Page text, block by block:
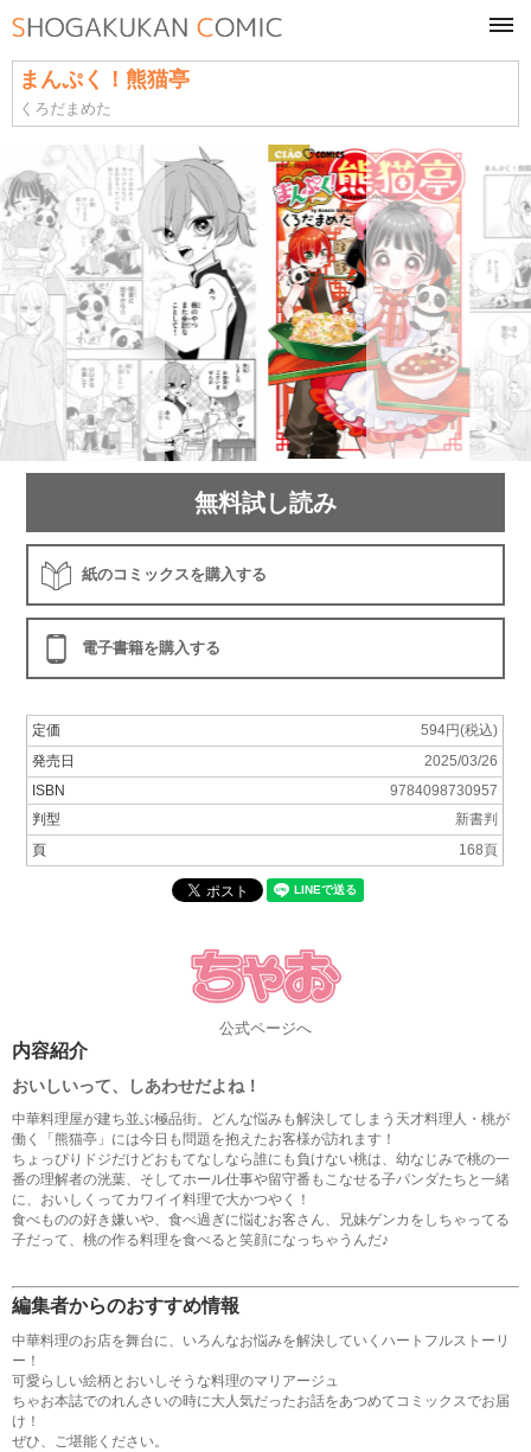
まんぷく！熊猫亭
くろだまめた
無料試し読み
紙のコミックスを購入する
電子書籍を購入する
定価
594円(税込)
発売日
2025/03/26
ISBN
9784098730957
判型
新書判
頁
168頁
公式ページへ
内容紹介
おいしいって、しあわせだよね！
中華料理屋が建ち並ぶ極品街。どんな悩みも解決してしまう天才料理人・桃が
働く「熊猫亭」には今日も問題を抱えたお客様が訪れます！
ちょっぴりドジだけどおもてなしなら誰にも負けない桃は、幼なじみで桃の一
番の理解者の洸葉、そしてホール仕事や留守番もこなせる子パンダたちと一緒
に、おいしくってカワイイ料理で大かつやく！
食べものの好き嫌いや、食べ過ぎに悩むお客さん、兄妹ゲンカをしちゃってる
子だって、桃の作る料理を食べると笑顔になっちゃうんだ♪
編集者からのおすすめ情報
中華料理のお店を舞台に、いろんなお悩みを解決していくハートフルストーリ
ー！
可愛らしい絵柄とおいしそうな料理のマリアージュ
ちゃお本誌でのれんさいの時に大人気だったお話をあつめてコミックスでお届
け！
ぜひ、ご堪能ください。